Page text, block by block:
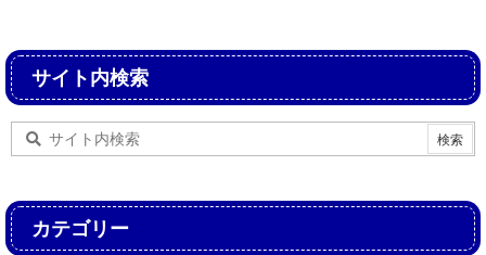
サイト内検索
カテゴリー